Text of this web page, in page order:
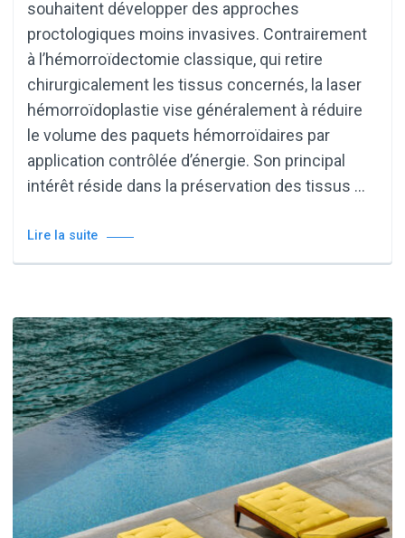
souhaitent développer des approches
proctologiques moins invasives. Contrairement
à l’hémorroïdectomie classique, qui retire
chirurgicalement les tissus concernés, la laser
hémorroïdoplastie vise généralement à réduire
le volume des paquets hémorroïdaires par
application contrôlée d’énergie. Son principal
intérêt réside dans la préservation des tissus …
Lire la suite